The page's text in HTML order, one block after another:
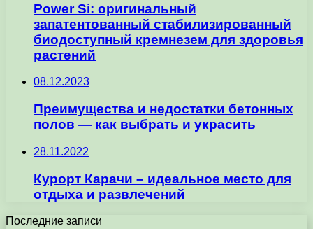
Power Si: оригинальный
запатентованный стабилизированный
биодоступный кремнезем для здоровья
растений
08.12.2023
Преимущества и недостатки бетонных
полов — как выбрать и украсить
28.11.2022
Курорт Карачи – идеальное место для
отдыха и развлечений
Последние записи